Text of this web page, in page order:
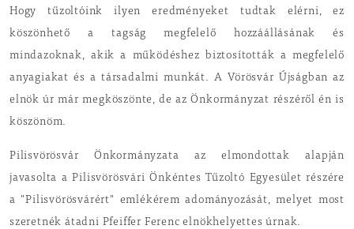
Hogy tűzoltóink ilyen eredményeket tudtak elérni, ez
köszönhető a tagság megfelelő hozzáállásának és
mindazoknak, akik a működéshez biztosították a megfelelő
anyagiakat és a társadalmi munkát. A Vörösvár Újságban az
elnök úr már megköszönte, de az Önkormányzat részéről én is
köszönöm.
Pilisvörösvár Önkormányzata az elmondottak alapján
javasolta a Pilisvörösvári Önkéntes Tűzoltó Egyesület részére
a "Pilisvörösvárért" emlékérem adományozását, melyet most
szeretnék átadni Pfeiffer Ferenc elnökhelyettes úrnak.